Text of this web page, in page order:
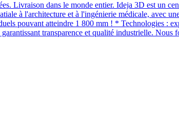
Livraison dans le monde entier. Ideja 3D est un
à l'architecture et à l'ingénierie médicale, avec
pouvant atteindre 1 800 mm ! * Technologies :
transparence et qualité industrielle. Nous